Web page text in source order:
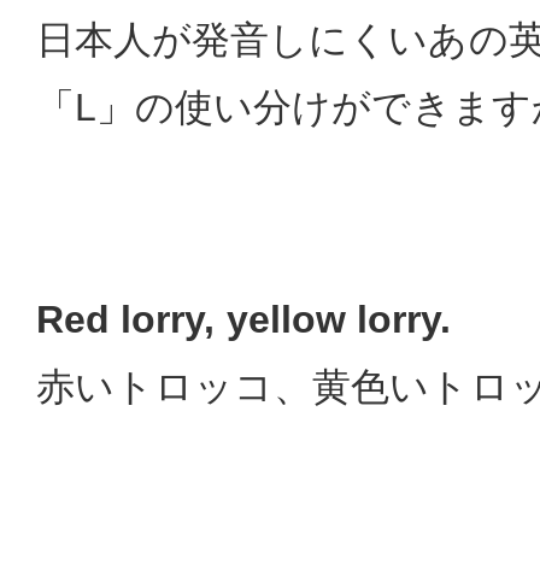
日本人が発音しにくいあの
「L」の使い分けができま
Red lorry, yellow lorry.
赤いトロッコ、黄色いトロ